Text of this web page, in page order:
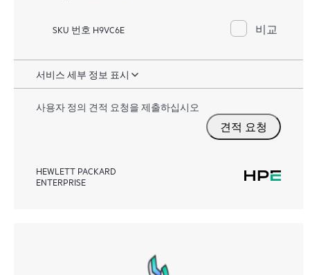
SKU 번호 H9VC6E 비교
서비스 세부 정보 표시
사용자 정의 견적 요청을 제출하십시오
견적 요청
HEWLETT PACKARD
ENTERPRISE